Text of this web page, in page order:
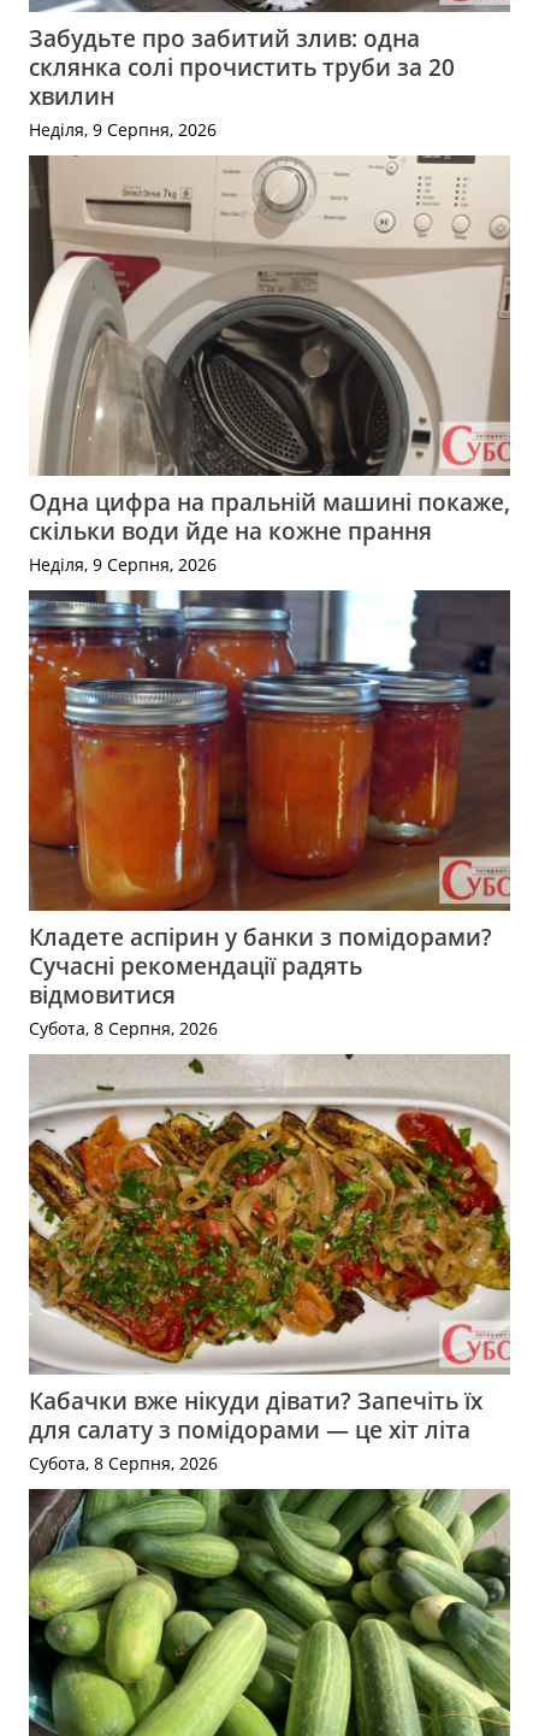
Забудьте про забитий злив: одна
склянка солі прочистить труби за 20
хвилин
Неділя, 9 Серпня, 2026
Одна цифра на пральній машині покаже,
скільки води йде на кожне прання
Неділя, 9 Серпня, 2026
Кладете аспірин у банки з помідорами?
Сучасні рекомендації радять
відмовитися
Субота, 8 Серпня, 2026
Кабачки вже нікуди дівати? Запечіть їх
для салату з помідорами — це хіт літа
Субота, 8 Серпня, 2026